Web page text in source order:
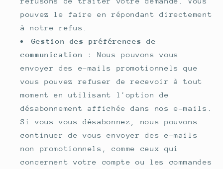
pouvez le faire en répondant directement
à notre refus.
Gestion des préférences de
communication
: Nous pouvons vous
envoyer des e-mails promotionnels que
vous pouvez refuser de recevoir à tout
moment en utilisant l'option de
désabonnement affichée dans nos e-mails.
Si vous vous désabonnez, nous pouvons
continuer de vous envoyer des e-mails
non promotionnels, comme ceux qui
concernent votre compte ou les commandes